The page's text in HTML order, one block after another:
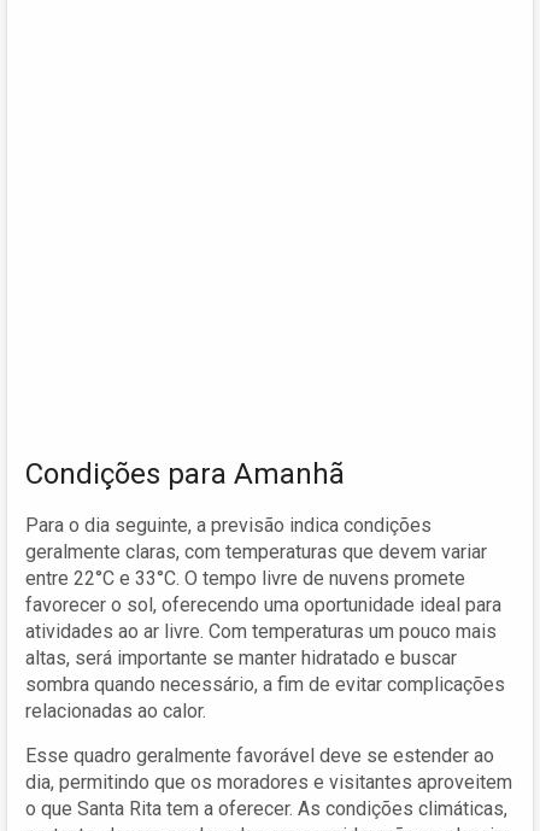
Condições para Amanhã
Para o dia seguinte, a previsão indica condições
geralmente claras, com temperaturas que devem variar
entre 22°C e 33°C. O tempo livre de nuvens promete
favorecer o sol, oferecendo uma oportunidade ideal para
atividades ao ar livre. Com temperaturas um pouco mais
altas, será importante se manter hidratado e buscar
sombra quando necessário, a fim de evitar complicações
relacionadas ao calor.
Esse quadro geralmente favorável deve se estender ao
dia, permitindo que os moradores e visitantes aproveitem
o que Santa Rita tem a oferecer. As condições climáticas,